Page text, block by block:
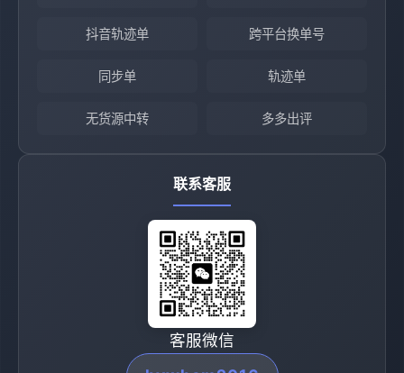
抖音轨迹单 跨平台换单号
同步单 轨迹单
无货源中转 多多出评
联系客服
客服微信